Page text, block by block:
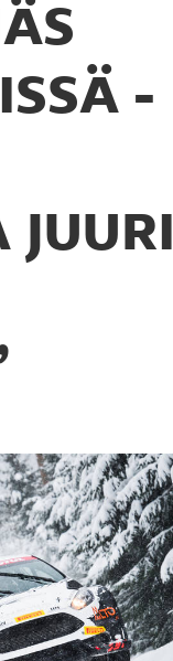
-
JUURI